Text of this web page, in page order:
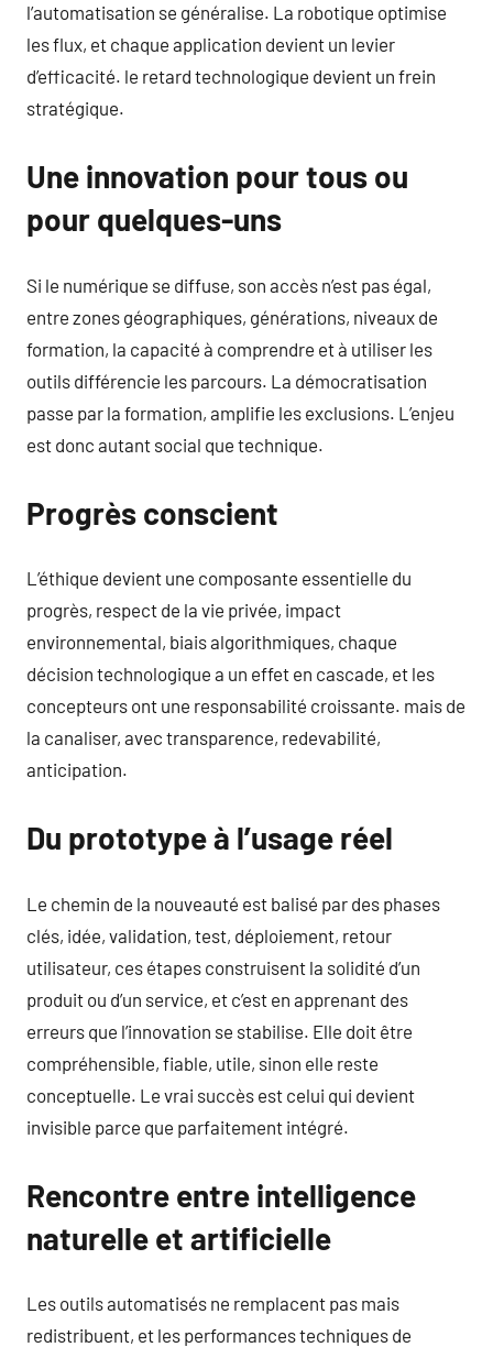
l’automatisation se généralise. La robotique optimise
les flux, et chaque application devient un levier
d’efficacité. le retard technologique devient un frein
stratégique.
Une innovation pour tous ou
pour quelques-uns
Si le numérique se diffuse, son accès n’est pas égal,
entre zones géographiques, générations, niveaux de
formation, la capacité à comprendre et à utiliser les
outils différencie les parcours. La démocratisation
passe par la formation, amplifie les exclusions. L’enjeu
est donc autant social que technique.
Progrès conscient
L’éthique devient une composante essentielle du
progrès, respect de la vie privée, impact
environnemental, biais algorithmiques, chaque
décision technologique a un effet en cascade, et les
concepteurs ont une responsabilité croissante. mais de
la canaliser, avec transparence, redevabilité,
anticipation.
Du prototype à l’usage réel
Le chemin de la nouveauté est balisé par des phases
clés, idée, validation, test, déploiement, retour
utilisateur, ces étapes construisent la solidité d’un
produit ou d’un service, et c’est en apprenant des
erreurs que l’innovation se stabilise. Elle doit être
compréhensible, fiable, utile, sinon elle reste
conceptuelle. Le vrai succès est celui qui devient
invisible parce que parfaitement intégré.
Rencontre entre intelligence
naturelle et artificielle
Les outils automatisés ne remplacent pas mais
redistribuent, et les performances techniques de